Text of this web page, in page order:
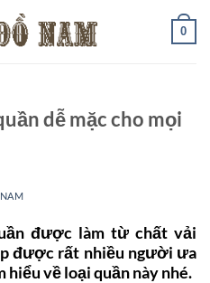
0
dễ mặc cho mọi
được làm từ chất vải
được rất nhiều người ưa
hiểu về loại quần này nhé.